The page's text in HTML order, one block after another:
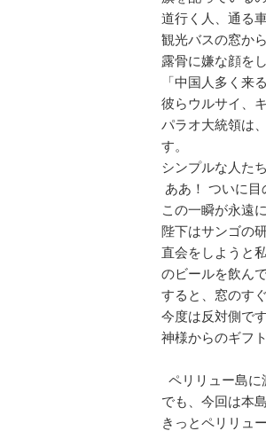
道行く人、通る
観光バスの窓か
露骨に嫌な顔を
「中国人多く来
彼らウルサイ、
パラオ大統領は
す。
シンプルな人た
ああ！ ついに目
この一瞬が永遠
陛下はサンゴの
直会をしようと
のビールを飲ん
すると、窓のす
今度は反対側で
神様からのギフ
ペリリュー島に
でも、今回は本
きっとペリリュ